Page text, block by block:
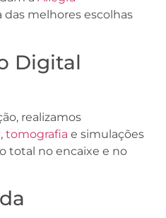
melhores escolhas
Digital
realizamos
, tomografia e simulações
total no encaixe e no